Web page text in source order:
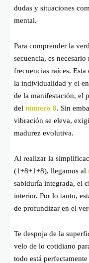
dudas y situaciones
mental.
Para comprender la
secuencia, es
frecuencias raíces.
la individualidad y el
de la manifestación, el
del número 8. Sin
vibración se eleva,
madurez evolutiva.
Al realizar la
(1+8+1+8), llegamos al
sabiduría integrada, el
interior. Por lo tanto,
de profundizar en el
Te despoja de la
velo de lo cotidiano
todo está